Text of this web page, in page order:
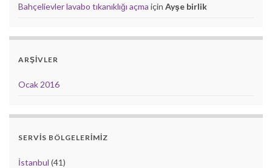
Bahçelievler lavabo tıkanıklığı açma için Ayşe birlik
ARŞIVLER
Ocak 2016
SERVIS BÖLGELERIMIZ
İstanbul (41)